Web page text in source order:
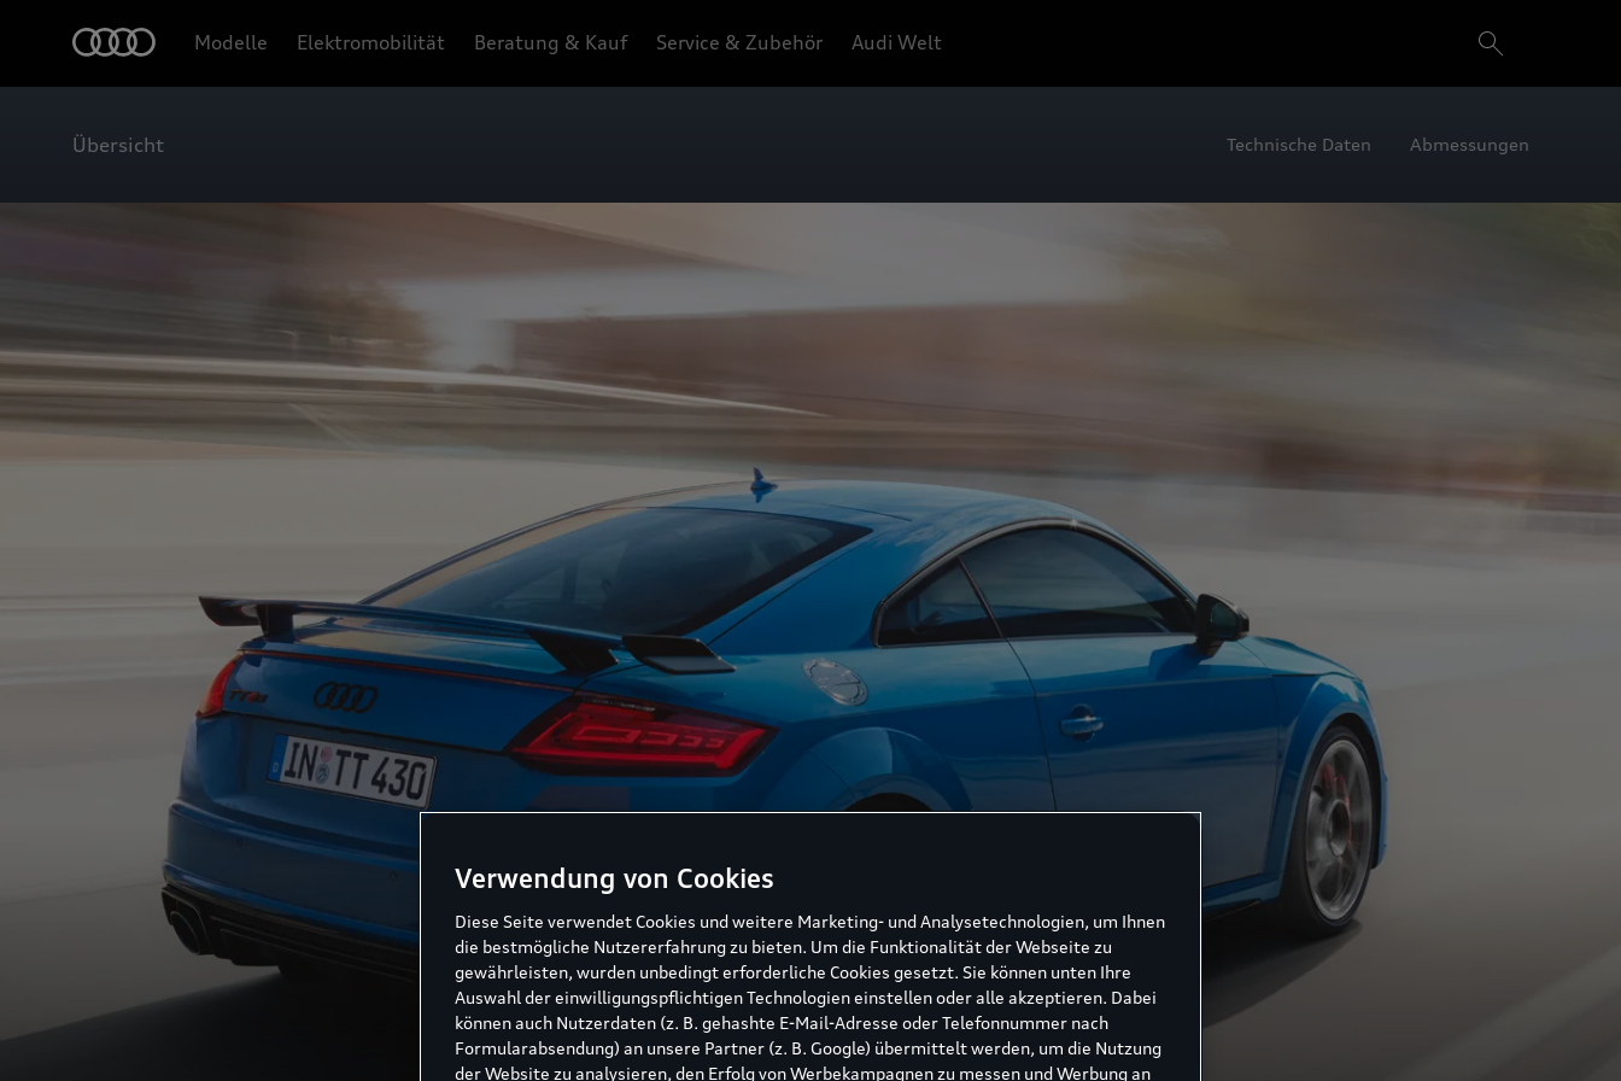
Modelle Elektromobilität Beratung & Kauf Service & Zubehör Audi Welt
Übersicht Technische Daten Abmessungen
Verwendung von Cookies
Diese Seite verwendet Cookies und weitere Marketing- und Analysetechnologien, um Ihnen
die bestmögliche Nutzererfahrung zu bieten. Um die Funktionalität der Webseite zu
gewährleisten, wurden unbedingt erforderliche Cookies gesetzt. Sie können unten Ihre
Auswahl der einwilligungspflichtigen Technologien einstellen oder alle akzeptieren. Dabei
können auch Nutzerdaten (z. B. gehashte E-Mail-Adresse oder Telefonnummer nach
Formularabsendung) an unsere Partner (z. B. Google) übermittelt werden, um die Nutzung
der Website zu analysieren, den Erfolg von Werbekampagnen zu messen und Werbung an